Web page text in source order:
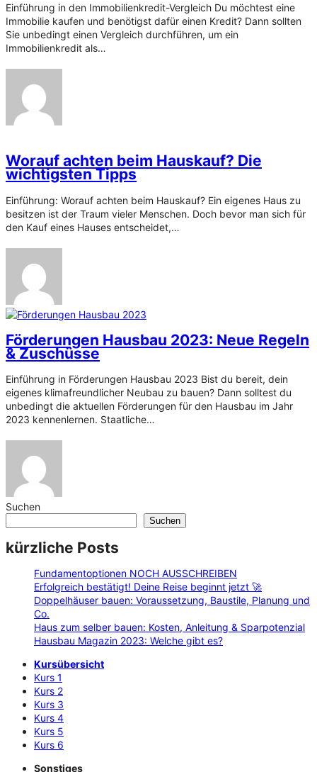
Einführung in den Immobilienkredit-Vergleich Du möchtest eine
Immobilie kaufen und benötigst dafür einen Kredit? Dann sollten
Sie unbedingt einen Vergleich durchführen, um ein
Immobilienkredit als…
Worauf achten beim Hauskauf? Die
wichtigsten Tipps
Einführung: Worauf achten beim Hauskauf? Ein eigenes Haus zu
besitzen ist der Traum vieler Menschen. Doch bevor man sich für
den Kauf eines Hauses entscheidet,…
Förderungen Hausbau 2023: Neue Regeln
& Zuschüsse
Einführung in Förderungen Hausbau 2023 Bist du bereit, dein
eigenes klimafreundlicher Neubau zu bauen? Dann solltest du
unbedingt die aktuellen Förderungen für den Hausbau im Jahr
2023 kennenlernen. Staatliche…
Suchen
Suchen
kürzliche Posts
Fundamentoptionen NOCH AUSSCHREIBEN
Erfolgreich bestätigt! Deine Reise beginnt jetzt 🚀
Doppelhäuser bauen: Voraussetzung, Baustile, Planung und
Co.
Haus zum selber bauen: Kosten, Anleitung & Sparpotenzial
Hausbau Magazin 2023: Welche gibt es?
Kursübersicht
Kurs 1
Kurs 2
Kurs 3
Kurs 4
Kurs 5
Kurs 6
Sonstiges